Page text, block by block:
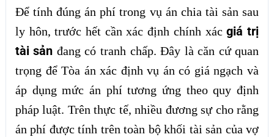
Để tính đúng án phí trong vụ án chia tài sản sau
ly hôn, trước hết cần xác định chính xácgiá trị
tài sản đang có tranh chấp. Đây là căn cứ quan
trọng để Tòa án xác định vụ án có giá ngạch và
áp dụng mức án phí tương ứng theo quy định
pháp luật. Trên thực tế, nhiều đương sự cho rằng
án phí được tính trên toàn bộ khối tài sản của vợ